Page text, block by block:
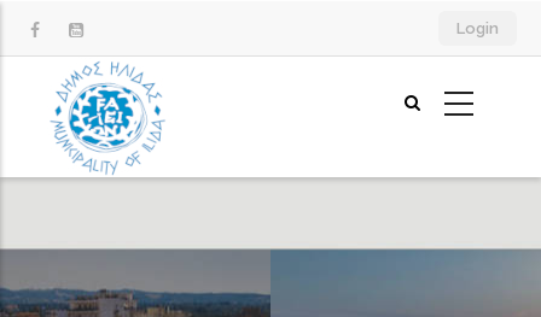
προς
περιεχόμενο
Login